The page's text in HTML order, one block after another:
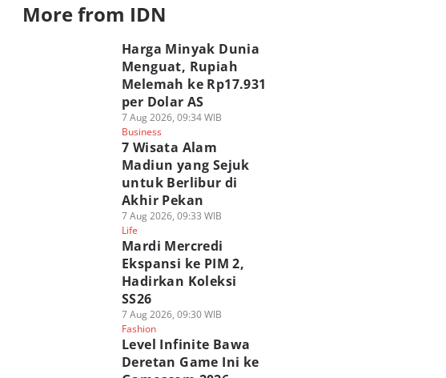
More from IDN
Harga Minyak Dunia
Menguat, Rupiah
Melemah ke Rp17.931
per Dolar AS
7 Aug 2026, 09:34 WIB
Business
7 Wisata Alam
Madiun yang Sejuk
untuk Berlibur di
Akhir Pekan
7 Aug 2026, 09:33 WIB
Life
Mardi Mercredi
Ekspansi ke PIM 2,
Hadirkan Koleksi
SS26
7 Aug 2026, 09:30 WIB
Fashion
Level Infinite Bawa
Deretan Game Ini ke